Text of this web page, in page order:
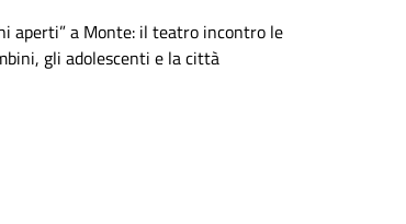
aperti” a Monte: il teatro incontro le
gli adolescenti e la città